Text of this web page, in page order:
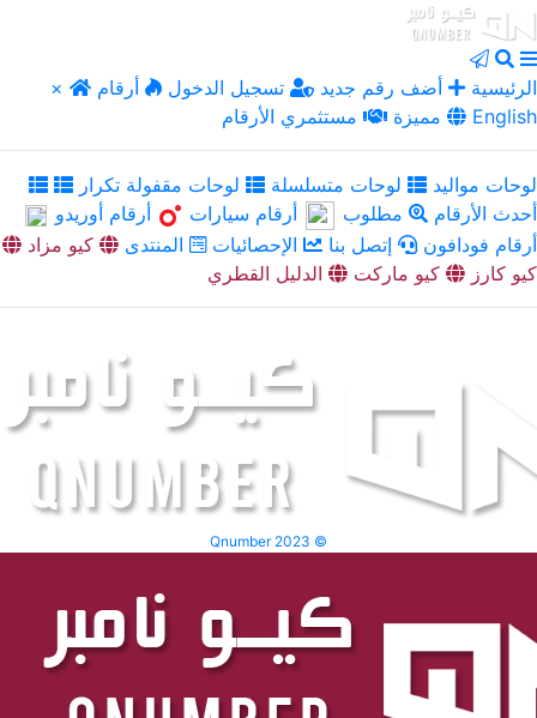
× الرئيسية أضف رقم جديد تسجيل الدخول
أرقام
مميزة
مستثمري الأرقام English
لوحات مواليد لوحات متسلسلة
لوحات مقفولة تكرار
أحدث الأرقام
مطلوب أرقام سيارات
أرقام أوريدو
أرقام فودافون
إتصل بنا الإحصائيات المنتدى
كيو مزاد
كيو كارز
كيو ماركت الدليل القطري
Qnumber 2023 ©